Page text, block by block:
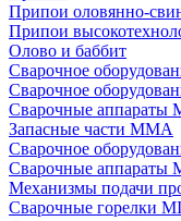
Припои оловянно-
Припои
Олово и баббит
Сварочное
Сварочное
Сварочные аппараты
Запасные части MMA
Сварочное
Сварочные аппараты
Механизмы подачи
Сварочные горелки